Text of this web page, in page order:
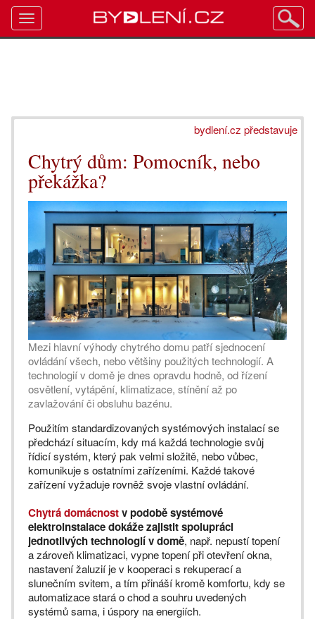
bydlení.cz představuje
Chytrý dům: Pomocník, nebo
překážka?
Mezi hlavní výhody chytrého domu patří sjednocení
ovládání všech, nebo většiny použitých technologií. A
technologií v domě je dnes opravdu hodně, od řízení
osvětlení, vytápění, klimatizace, stínění až po
zavlažování či obsluhu bazénu.
Použitím standardizovaných systémových instalací se
předchází situacím, kdy má každá technologie svůj
řídicí systém, který pak velmi složitě, nebo vůbec,
komunikuje s ostatními zařízeními. Každé takové
zařízení vyžaduje rovněž svoje vlastní ovládání.
Chytrá domácnostv podobě systémové
elektroinstalace dokáže zajistit spolupráci
jednotlivých technologií v domě, např. nepustí topení
a zároveň klimatizaci, vypne topení při otevření okna,
nastavení žaluzií je v kooperaci s rekuperací a
slunečním svitem, a tím přináší kromě komfortu, kdy se
automatizace stará o chod a souhru uvedených
systémů sama, i úspory na energiích.
Toggle
navigation